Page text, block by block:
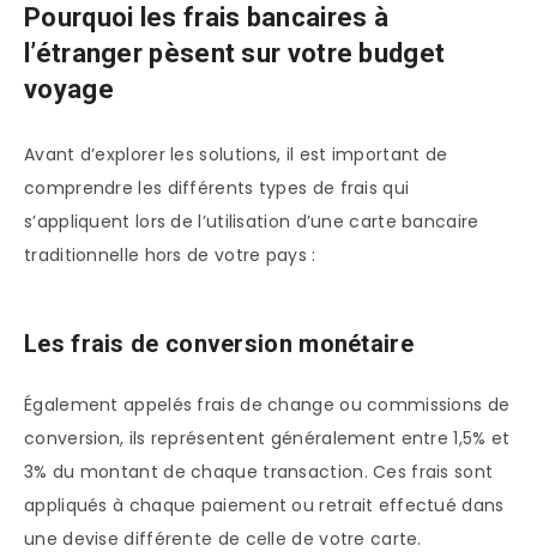
Pourquoi les frais bancaires à
l’étranger pèsent sur votre budget
voyage
Avant d’explorer les solutions, il est important de
comprendre les différents types de frais qui
s’appliquent lors de l’utilisation d’une carte bancaire
traditionnelle hors de votre pays :
Les frais de conversion monétaire
Également appelés frais de change ou commissions de
conversion, ils représentent généralement entre 1,5% et
3% du montant de chaque transaction. Ces frais sont
appliqués à chaque paiement ou retrait effectué dans
une devise différente de celle de votre carte.